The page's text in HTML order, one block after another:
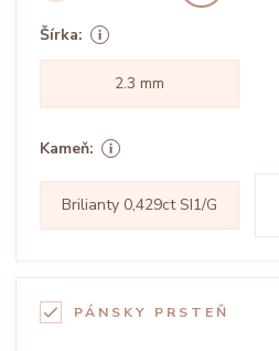
Šírka:
2.3 mm
Kameň:
Brilianty 0,429ct SI1/G
PÁNSKY PRSTEŇ